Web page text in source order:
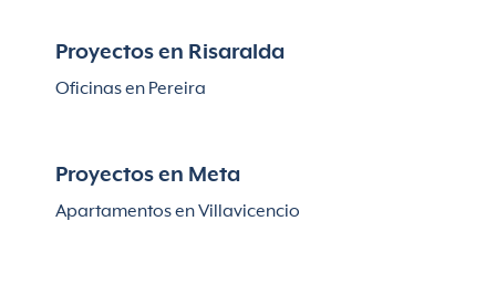
Proyectos en Risaralda
Oficinas en Pereira
Proyectos en Meta
Apartamentos en Villavicencio